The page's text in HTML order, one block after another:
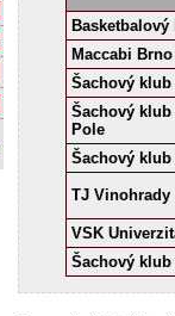
Maccabi Brno
Šachový klub
Šachový klub
Pole
Šachový
TJ Vinohrady
VSK
Šachový